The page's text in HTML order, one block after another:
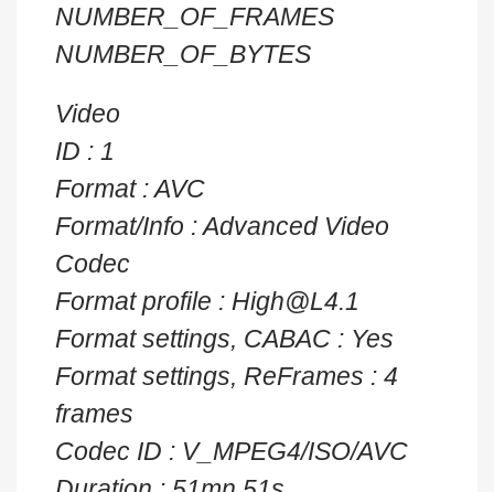
NUMBER_OF_FRAMES
NUMBER_OF_BYTES
Video
ID : 1
Format : AVC
Format/Info : Advanced Video
Codec
Format profile : High@L4.1
Format settings, CABAC : Yes
Format settings, ReFrames : 4
frames
Codec ID : V_MPEG4/ISO/AVC